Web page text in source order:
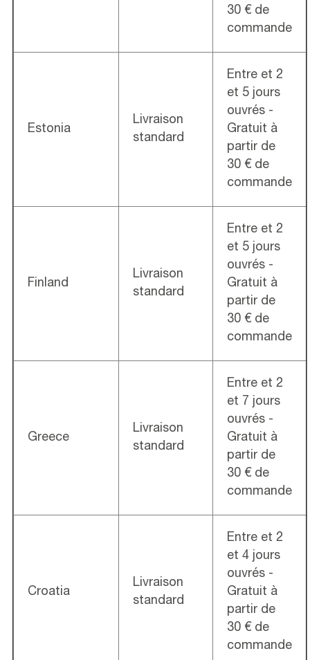
30 € de
commande
Estonia
Livraison
standard
Entre et 2
et 5 jours
ouvrés -
Gratuit à
partir de
30 € de
commande
Finland
Livraison
standard
Entre et 2
et 5 jours
ouvrés -
Gratuit à
partir de
30 € de
commande
Greece
Livraison
standard
Entre et 2
et 7 jours
ouvrés -
Gratuit à
partir de
30 € de
commande
Croatia
Livraison
standard
Entre et 2
et 4 jours
ouvrés -
Gratuit à
partir de
30 € de
commande